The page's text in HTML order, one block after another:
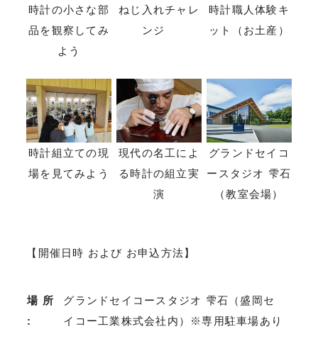
時計の小さな部
品を観察してみ
よう
ねじ入れチャレ
ンジ
時計職人体験キ
ット（お土産）
時計組立ての現
場を見てみよう
現代の名工によ
る時計の組立実
演
グランドセイコ
ースタジオ 雫石
（教室会場）
【開催日時 および お申込方法】
場 所
:
グランドセイコースタジオ 雫石（盛岡セ
イコー工業株式会社内）※専用駐車場あり